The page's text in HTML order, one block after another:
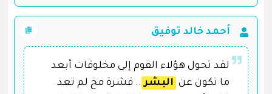
أحمد خالد توفيق
لقد تحول هؤلاء القوم إلى مخلوقات أبعد
ما تكون عن البشر .. قشرة مخ لم تعد